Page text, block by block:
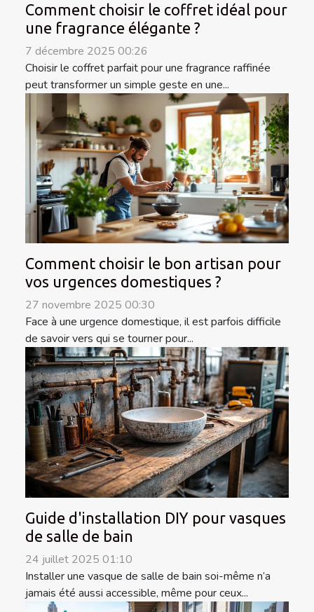
Comment choisir le coffret idéal pour
une fragrance élégante ?
7 décembre 2025 00:26
Choisir le coffret parfait pour une fragrance raffinée
peut transformer un simple geste en une...
Comment choisir le bon artisan pour
vos urgences domestiques ?
27 novembre 2025 00:30
Face à une urgence domestique, il est parfois difficile
de savoir vers qui se tourner pour...
Guide d'installation DIY pour vasques
de salle de bain
24 juillet 2025 01:10
Installer une vasque de salle de bain soi-même n’a
jamais été aussi accessible, même pour ceux...